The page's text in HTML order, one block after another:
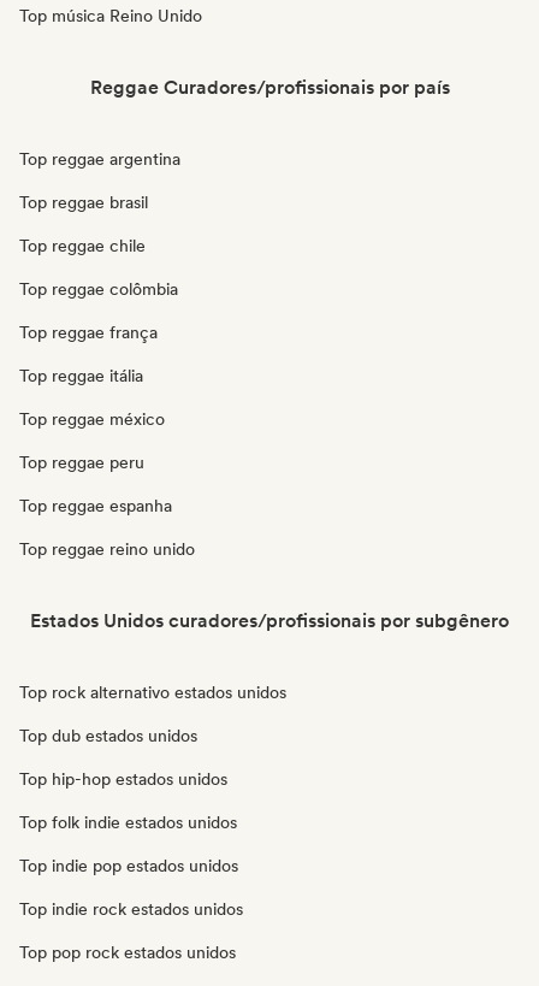
Top música Reino Unido
Reggae Curadores/profissionais por país
Top reggae argentina
Top reggae brasil
Top reggae chile
Top reggae colômbia
Top reggae frança
Top reggae itália
Top reggae méxico
Top reggae peru
Top reggae espanha
Top reggae reino unido
Estados Unidos curadores/profissionais por subgênero
Top rock alternativo estados unidos
Top dub estados unidos
Top hip-hop estados unidos
Top folk indie estados unidos
Top indie pop estados unidos
Top indie rock estados unidos
Top pop rock estados unidos